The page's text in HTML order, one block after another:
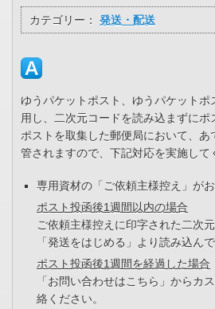
カテゴリー： 発送・配送
ゆうパケットポスト、ゆうパケットポ
用し、二次元コードを読み込まずにポ
ポストを取集した郵便局において、
管されますので、下記対応を実施して
専用資材の「ご依頼主様控え」が
ポスト投函後1週間以内の場合
ご依頼主様控えに印字された二次
「発送をはじめる」より読み込んで
ポスト投函後1週間を経過した場合
「お問い合わせはこちら」からカ
絡ください。